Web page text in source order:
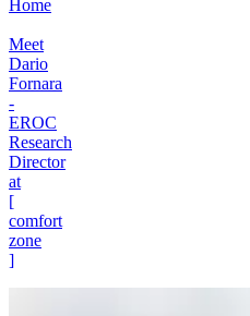
Home
Meet
Dario
Fornara
-
EROC
Research
Director
at
[
comfort
zone
]